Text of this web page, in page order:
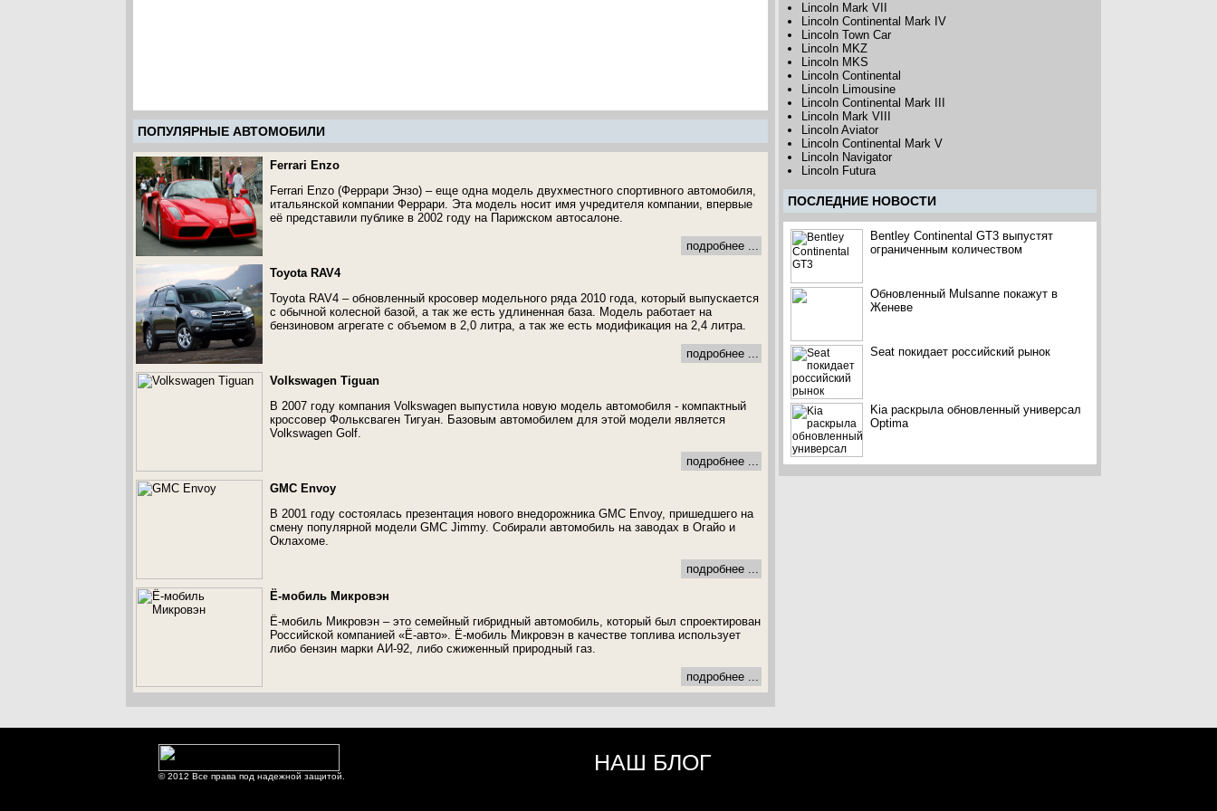
ПОПУЛЯРНЫЕ АВТОМОБИЛИ
Ferrari Enzo
Ferrari Enzo (Феррари Энзо) – еще одна модель двухместного спортивного автомобиля,
итальянской компании Феррари. Эта модель носит имя учредителя компании, впервые
её представили публике в 2002 году на Парижском автосалоне.
подробнее ...
Toyota RAV4
Toyota RAV4 – обновленный кросовер модельного ряда 2010 года, который выпускается
с обычной колесной базой, а так же есть удлиненная база. Модель работает на
бензиновом агрегате с объемом в 2,0 литра, а так же есть модификация на 2,4 литра.
подробнее ...
Volkswagen Tiguan
В 2007 году компания Volkswagen выпустила новую модель автомобиля - компактный
кроссовер Фольксваген Тигуан. Базовым автомобилем для этой модели является
Volkswagen Golf.
подробнее ...
GMC Envoy
В 2001 году состоялась презентация нового внедорожника GMC Envoy, пришедшего на
смену популярной модели GMC Jimmy. Собирали автомобиль на заводах в Огайо и
Оклахоме.
подробнее ...
Ё-мобиль Микровэн
Ё-мобиль Микровэн – это семейный гибридный автомобиль, который был спроектирован
Российской компанией «Ё-авто». Ё-мобиль Микровэн в качестве топлива использует
либо бензин марки АИ-92, либо сжиженный природный газ.
подробнее ...
Lincoln Mark VII
Lincoln Continental Mark IV
Lincoln Town Car
Lincoln MKZ
Lincoln MKS
Lincoln Continental
Lincoln Limousine
Lincoln Continental Mark III
Lincoln Mark VIII
Lincoln Aviator
Lincoln Continental Mark V
Lincoln Navigator
Lincoln Futura
ПОCЛЕДНИЕ НОВОСТИ
Bentley Continental GT3 выпустят
ограниченным количеством
Обновленный Mulsanne покажут в
Женеве
Seat покидает российский рынок
Kia раскрыла обновленный универсал
Optima
© 2012 Все права под надежной защитой.
НАШ БЛОГ